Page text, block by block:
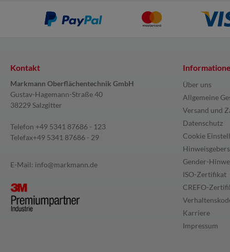
Kontakt
Markmann Oberflächentechnik GmbH
Gustav-Hagemann-Straße 40
38229 Salzgitter
Telefon +49 5341 87686 - 123
Telefax+49 5341 87686 - 29
E-Mail: info@markmann.de
Über uns
Allgemeine
Versand und
Datenschutz
Cookie
Gender-
ISO-Zertifikat
CREFO-
Karriere
Impressum